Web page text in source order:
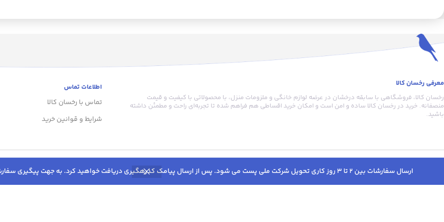
ارسال سفارشات بین 2 تا 3 روز کاری تحویل شرکت ملی پست می شود. پس از ارسال پیامک کدرهگیری دریافت خواهید کرد. به جهت پیگیری سفارشات قبل از خرید حتما در سایت وارد شوید.
معرفی رخسان کالا
رخسان کالا، فروشگاهی با سابقه درخشان در عرضه لوازم خانگی و ملزومات منزل، با محصولاتی با کیفیت و قیمت
منصفانه. خرید در رخسان کالا ساده و امن است و امکان خرید اقساطی هم فراهم شده تا تجربه‌ای راحت و مطمئن داشته
باشید.
اطلاعات تماس
تماس با رخسان کالا
شرایط و قوانین خرید